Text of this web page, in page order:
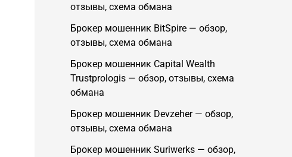
отзывы, схема обмана
Брокер мошенник BitSpire — обзор,
отзывы, схема обмана
Брокер мошенник Capital Wealth
Trustprologis — обзор, отзывы, схема
обмана
Брокер мошенник Devzeher — обзор,
отзывы, схема обмана
Брокер мошенник Suriwerks — обзор,